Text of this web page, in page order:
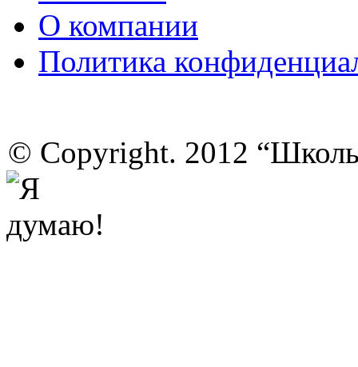
О компании
Политика
© Copyright. 2012